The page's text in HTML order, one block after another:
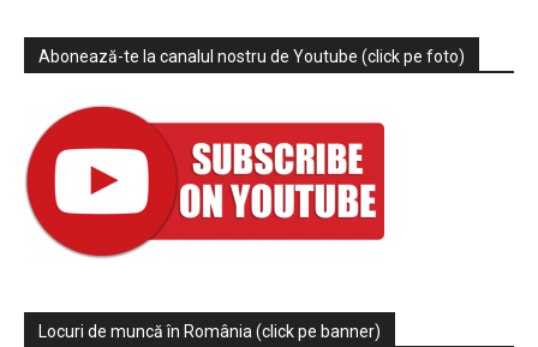
Abonează-te la canalul nostru de Youtube (click pe foto)
Locuri de muncă în România (click pe banner)